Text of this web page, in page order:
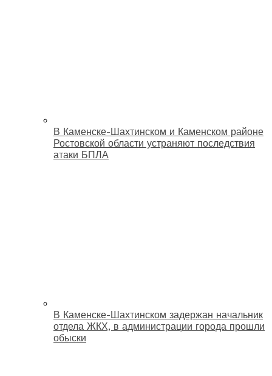
В Каменске-Шахтинском и Каменском районе
Ростовской области устраняют последствия
атаки БПЛА
В Каменске-Шахтинском задержан начальник
отдела ЖКХ, в администрации города прошли
обыски